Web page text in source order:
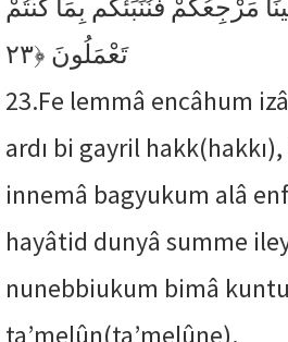
مَرْجِعُكُمْ فَنُنَبِّئُكُم بِمَا كُنتُمْ
تَعْمَلُونَ ﴿٢٣
23.Fe lemmâ encâhum
ardı bi gayril
innemâ bagyukum alâ
hayâtid dunyâ summe
nunebbiukum bimâ
ta’melûn(ta’melûne).